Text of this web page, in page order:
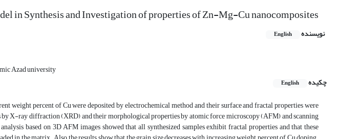
in Synthesis and Investigation of properties of Zn-Mg-Cu nanocomposites
نویسنده English
Azad university
چکیده
English
weight percent of Cu were deposited by electrochemical method and their surface and fractal properties were
X-ray diffraction (XRD) and their morphological properties by atomic force microscopy (AFM) and scanning
based on 3D AFM images showed that all synthesized samples exhibit fractal properties and that these